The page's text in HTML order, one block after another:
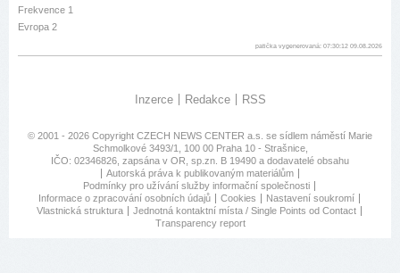
Frekvence 1
Evropa 2
patička vygenerovaná: 07:30:12 09.08.2026
Inzerce Redakce RSS
© 2001 - 2026 Copyright CZECH NEWS CENTER a.s. se sídlem náměstí Marie
Schmolkové 3493/1, 100 00 Praha 10 - Strašnice,
IČO: 02346826, zapsána v OR, sp.zn. B 19490 a dodavatelé obsahu
Autorská práva k publikovaným materiálům
Podmínky pro užívání služby informační společnosti
Informace o zpracování osobních údajů
Cookies
Nastavení soukromí
Vlastnická struktura
Jednotná kontaktní místa / Single Points od Contact
Transparency report